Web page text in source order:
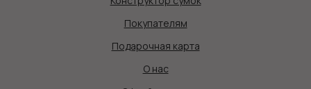
Покупателям
Подарочная карта
О нас